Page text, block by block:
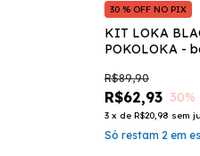
KIT LOKA
POKOLOKA -
R$62,93
R$89,90
30%
3 x de R$20,98 sem
30 % OFF NO PIX
Só restam 2 em